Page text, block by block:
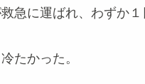
急に運ばれ、わずか１
たかった。